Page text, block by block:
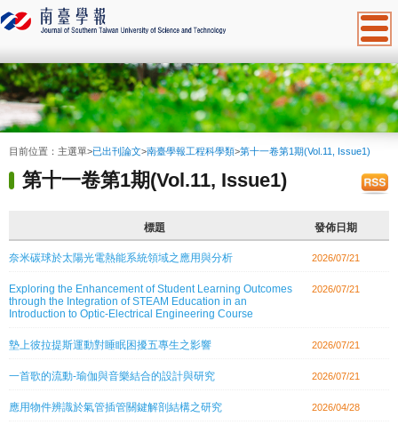
:::
目前位置： 主選單>已出刊論文>南臺學報工程科學類>第十一卷第1期(Vol.11, Issue1)
第十一卷第1期(Vol.11, Issue1)
標題 發佈日期
奈米碳球於太陽光電熱能系統領域之應用與分析 2026/07/21
Exploring the Enhancement of Student Learning Outcomes
through the Integration of STEAM Education in an
Introduction to Optic-Electrical Engineering Course
2026/07/21
墊上彼拉提斯運動對睡眠困擾五專生之影響 2026/07/21
一首歌的流動-瑜伽與音樂結合的設計與研究 2026/07/21
應用物件辨識於氣管插管關鍵解剖結構之研究 2026/04/28